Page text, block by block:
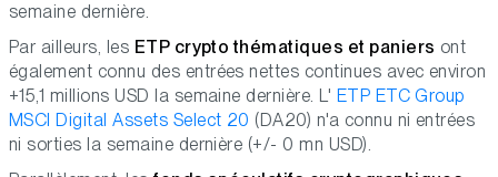
semaine dernière.
Par ailleurs, les ETP crypto thématiques et paniers ont
également connu des entrées nettes continues avec environ
+15,1 millions USD la semaine dernière. L' ETP ETC Group
MSCI Digital Assets Select 20 (DA20) n'a connu ni entrées
ni sorties la semaine dernière (+/- 0 mn USD).